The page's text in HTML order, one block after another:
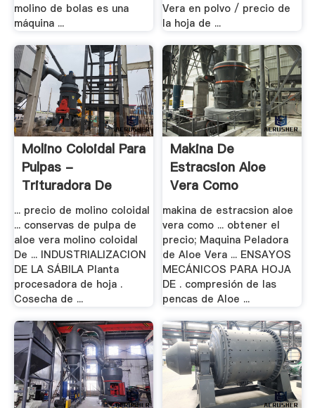
molino de bolas es una
máquina ...
Vera en polvo / precio de
la hoja de ...
Molino Coloidal Para
Pulpas -
Trituradora De
Cono
... precio de molino coloidal
... conservas de pulpa de
aloe vera molino coloidal
De ... INDUSTRIALIZACION
DE LA SÁBILA Planta
procesadora de hoja .
Cosecha de ...
Makina De
Estracsion Aloe
Vera Como
Estraerle ...
makina de estracsion aloe
vera como ... obtener el
precio; Maquina Peladora
de Aloe Vera ... ENSAYOS
MECÁNICOS PARA HOJA
DE . compresión de las
pencas de Aloe ...